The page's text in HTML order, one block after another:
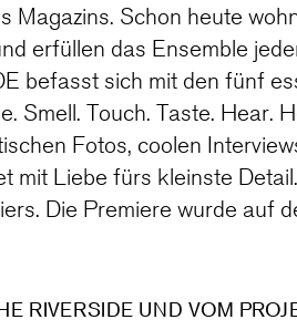
Magazins. Schon heute
erfüllen das Ensemble
befasst sich mit den fünf
Smell. Touch. Taste. Hear.
Fotos, coolen
mit Liebe fürs kleinste
Die Premiere wurde auf
RIVERSIDE UND VOM